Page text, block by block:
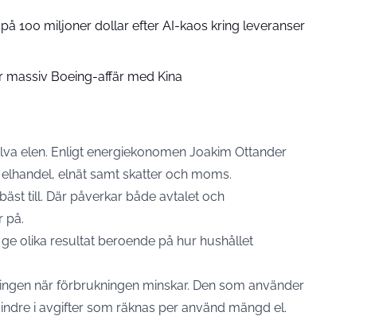
100 miljoner dollar efter AI-kaos kring leveranser
massiv Boeing-affär med Kina
elen. Enligt energiekonomen Joakim Ottander
elnät samt skatter och moms.
till. Där påverkar både avtalet och
på.
olika resultat beroende på hur hushållet
när förbrukningen minskar. Den som använder
i avgifter som räknas per använd mängd el.